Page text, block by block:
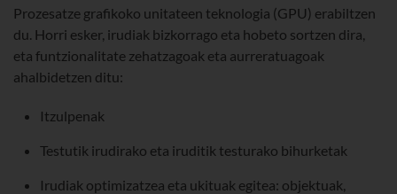
Prozesatze grafikoko unitateen teknologia (GPU) erabiltzen
du. Horri esker, irudiak bizkorrago eta hobeto sortzen dira,
eta funtzionalitate zehatzagoak eta aurreratuagoak
ahalbidetzen ditu:
Itzulpenak
Testutik irudirako eta iruditik testurako bihurketak
Irudiak optimizatzea eta ukituak egitea: objektuak,